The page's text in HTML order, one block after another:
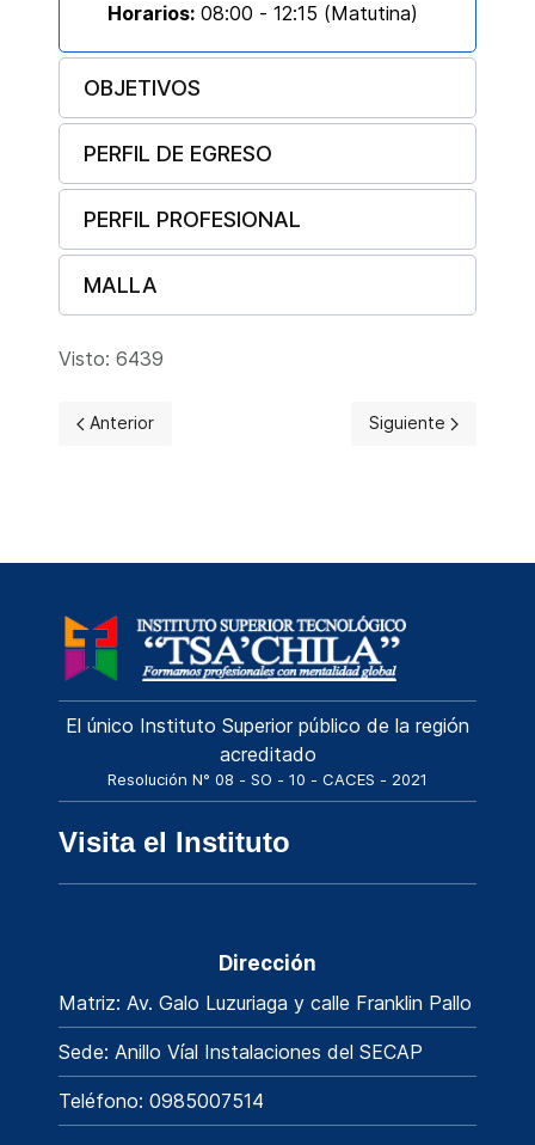
Horarios: 08:00 - 12:15 (Matutina)
OBJETIVOS
PERFIL DE EGRESO
PERFIL PROFESIONAL
MALLA
Visto: 6439
Artículo anterior: Educación Inicial
Anterior Artículo siguiente:
Siguiente
El único Instituto Superior público de la región
acreditado
Resolución N° 08 - SO - 10 - CACES - 2021
Visita el Instituto
Dirección
Matriz: Av. Galo Luzuriaga y calle Franklin Pallo
Sede: Anillo Víal Instalaciones del SECAP
Teléfono: 0985007514